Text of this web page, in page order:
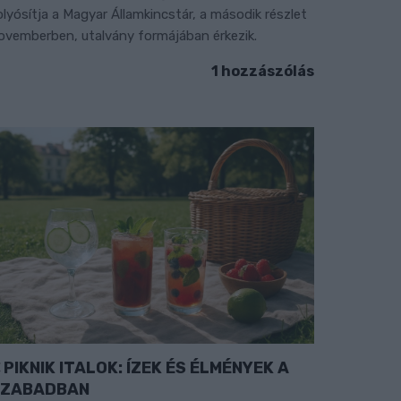
a Magyar Államkincstár, a második részlet
utalvány formájában érkezik.
1 hozzászólás
PIKNIK ITALOK: ÍZEK ÉS ÉLMÉNYEK A